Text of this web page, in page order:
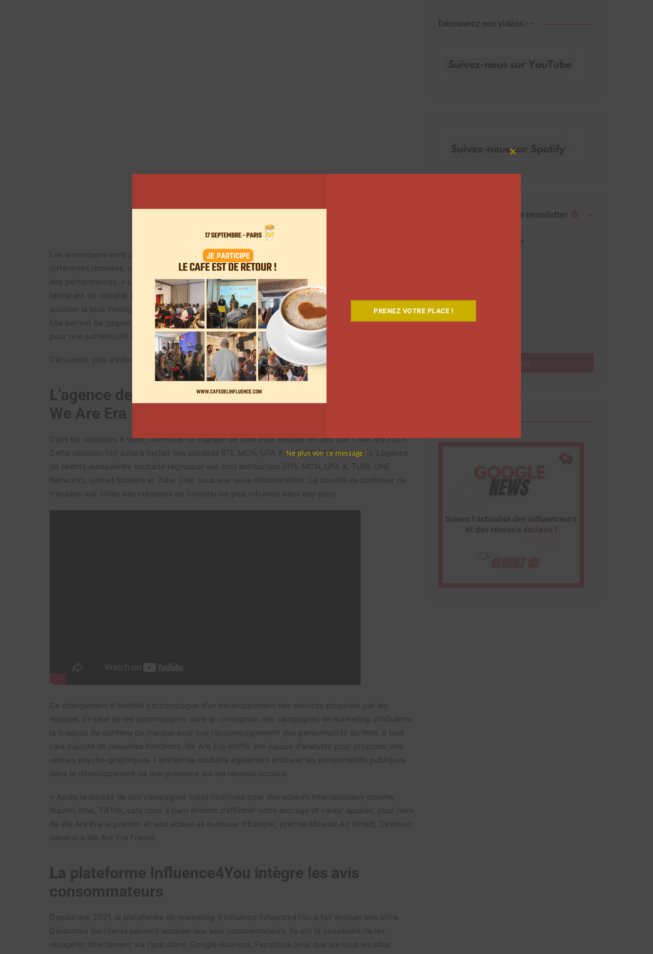
Les annonceurs vont pouvoir gérer leur campagne directement depuis l’outil. Ils auront accès à
différentes données, comme les habitudes d’achat, les clients les plus influents ou encore le suivi
des performances. « La voie à suivre pour des partenariats d’influenceurs très réussis et à long
terme est de recruter des « avocats de marque » influents parmi votre base de clients. C’est la
solution la plus intelligente pour la découverte et l’intégration des influenceurs dans l’ecommerce.
Elle permet de gagner du temps et des ressources tout en tirant parti des relations préexistantes
pour une authenticité maximale », détaille Kevin Creusy, CEO d’Upfluence.
Découvrez plus d’informations dansle communiqué de presse de l’entreprise
L’agence de marketing d’influence Divimove devient
We Are Era
Dans les semaines à venir, Divimove va changer de nom pour évoluer en tant que « We Are Era ».
Cette décision fait suite à l’achat des sociétés RTL MCN, UFA X et TUBE ONE Networks. L’agence
de talents européenne souhaite regrouper ses cinq entreprises (RTL MCN, UFA X, TUBE ONE
Networks, United Screens et Tube One) sous une seule dénomination. La société va continuer de
travailler aux côtés des créateurs de contenu les plus influents dans leur pays.
Ce changement d’identité s’accompagne d’un développement des services proposés par les
équipes. En plus de les accompagner dans la conception des campagnes de marketing d’influence,
la création de contenu de marque ainsi que l’accompagnement des personnalités du Web, à tout
cela s’ajoute de nouvelles fonctions. We Are Era étoffe son équipe d’analyste pour proposer des
retours psycho-graphiques. L’entreprise souhaite également entourer les personnalités publiques
dans le développement de leur présence sur les réseaux sociaux.
« Après le succès de nos campagnes cross countries pour des acteurs internationaux comme
Xiaomi, Intel, TikTok, cela nous a paru évident d’affirmer notre encrage et valeur ajoutée, pour faire
de We Are Era le premier et seul acteur all in-house d’Europe”, précise Mourad Ait Elhadj, Directeur
Général à We Are Era France.
La plateforme Influence4You intègre les avis
consommateurs
Depuis mai 2021, la plateforme de marketing d’influence Influence4You a fait évoluer son offre.
Désormais les clients peuvent accéder aux avis consommateurs. Ils ont la possibilité de les
récupérer directement via l’app store, Google Business, Facebook ainsi que sur tous les sites
Découvrez nos vidéos
Abonnez-vous à notre newsletter
Adresse de messagerie
module
PRENEZ VOTRE PLACE !
Ne plus voir ce message !